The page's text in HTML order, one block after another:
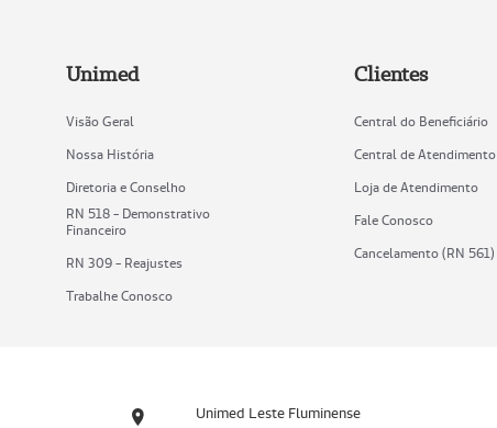
Unimed
Visão Geral
Nossa História
Diretoria e Conselho
RN 518 - Demonstrativo
Financeiro
RN 309 - Reajustes
Trabalhe Conosco
Clientes
Central do Beneficiário
Central de Atendimento
Loja de Atendimento
Fale Conosco
Cancelamento (RN 561)
Unimed Leste Fluminense